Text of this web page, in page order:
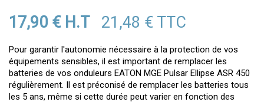
17,90 € H.T 21,48 € TTC
Pour garantir l'autonomie nécessaire à la protection de vos
équipements sensibles, il est important de remplacer les
batteries de vos onduleurs EATON MGE Pulsar Ellipse ASR 450
régulièrement. Il est préconisé de remplacer les batteries tous
les 5 ans, même si cette durée peut varier en fonction des